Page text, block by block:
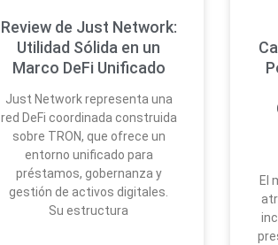
Review de Just Network:
Utilidad Sólida en un
Marco DeFi Unificado
Just Network representa una
red DeFi coordinada construida
sobre TRON, que ofrece un
entorno unificado para
préstamos, gobernanza y
gestión de activos digitales.
Su estructura
El